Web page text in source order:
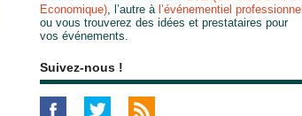
Economique), l’autre à l’événementiel professionnel
ou vous trouverez des idées et prestataires pour
vos événements.
Suivez-nous !